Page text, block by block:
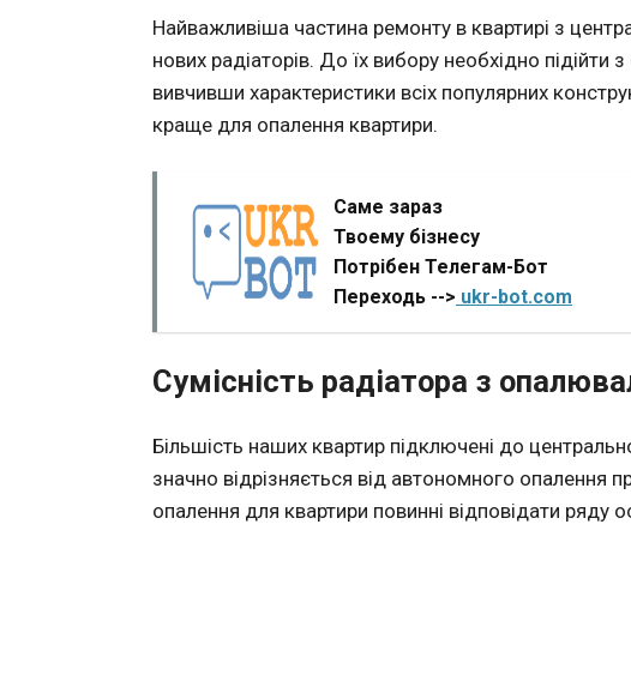
Найважливіша частина ремонту в квартирі з
нових радіаторів. До їх вибору необхідно підійти
вивчивши характеристики всіх популярних
краще для опалення квартири.
Саме зараз
Твоему бізнесу
Потрібен Телегам-Бот
Переходь --> ukr-bot.com
Сумісність радіатора з
Більшість наших квартир підключені до
значно відрізняється від автономного опалення
опалення для квартири повинні відповідати ряду